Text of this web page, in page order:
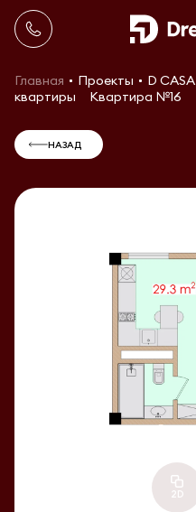
Главная Проекты D CASA
квартиры
Квартира №16
2D
НАЗАД